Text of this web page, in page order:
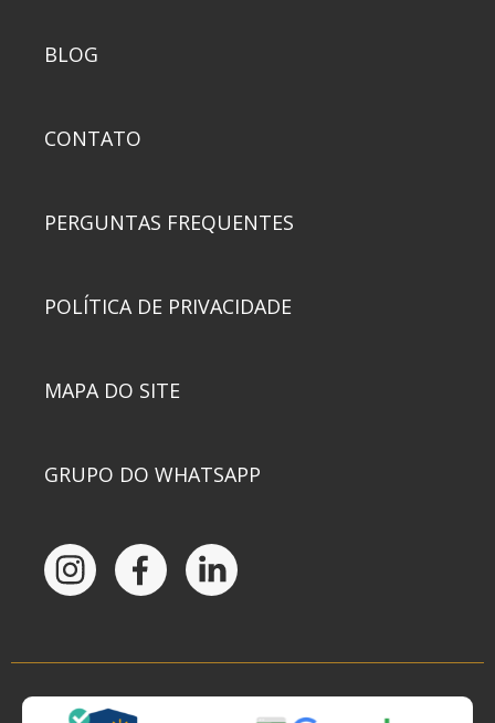
BLOG
CONTATO
PERGUNTAS FREQUENTES
POLÍTICA DE PRIVACIDADE
MAPA DO SITE
GRUPO DO WHATSAPP